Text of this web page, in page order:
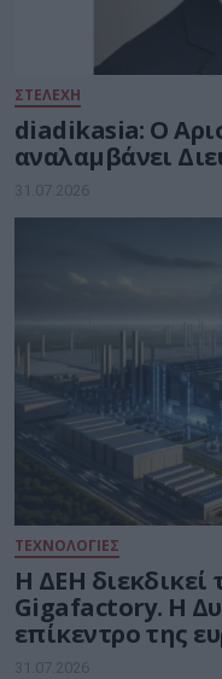
ΣΤΕΛΕΧΗ
diadikasia: Ο
αναλαμβάνει
31.07.2026
ΤΕΧΝΟΛΟΓΙΕΣ
Η ΔΕΗ διεκδικεί
Gigafactory. Η
επίκεντρο της
δισ. ευρώ για
31.07.2026